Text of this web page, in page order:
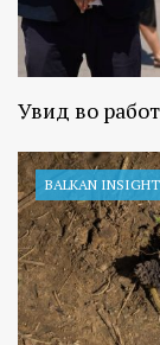
Увид во
BALKAN INSIGHT